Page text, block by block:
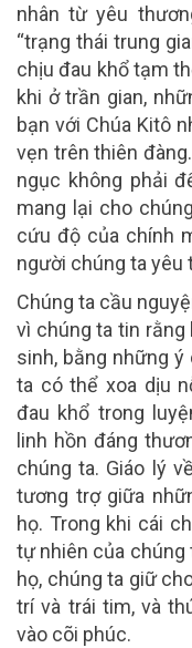
nhân từ yêu
“trạng thái trung
chịu đau khổ tạm
khi ở trần gian,
bạn với Chúa Kitô
vẹn trên thiên
ngục không phải
mang lại cho
cứu độ của chính
người chúng ta yêu
Chúng ta cầu
vì chúng ta tin rằng
sinh, bằng những
ta có thể xoa dịu
đau khổ trong
linh hồn đáng
chúng ta. Giáo lý
tương trợ giữa
họ. Trong khi cái
tự nhiên của chúng
họ, chúng ta giữ
trí và trái tim, và
vào cõi phúc.